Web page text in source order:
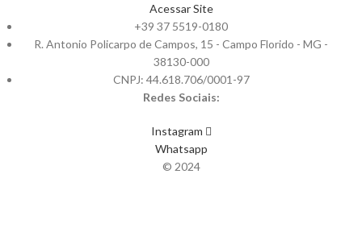
Acessar Site
+39 37 5519-0180
R. Antonio Policarpo de Campos, 15 - Campo Florido - MG -
38130-000
CNPJ: 44.618.706/0001-97
Redes Sociais:
Instagram
Whatsapp
© 2024